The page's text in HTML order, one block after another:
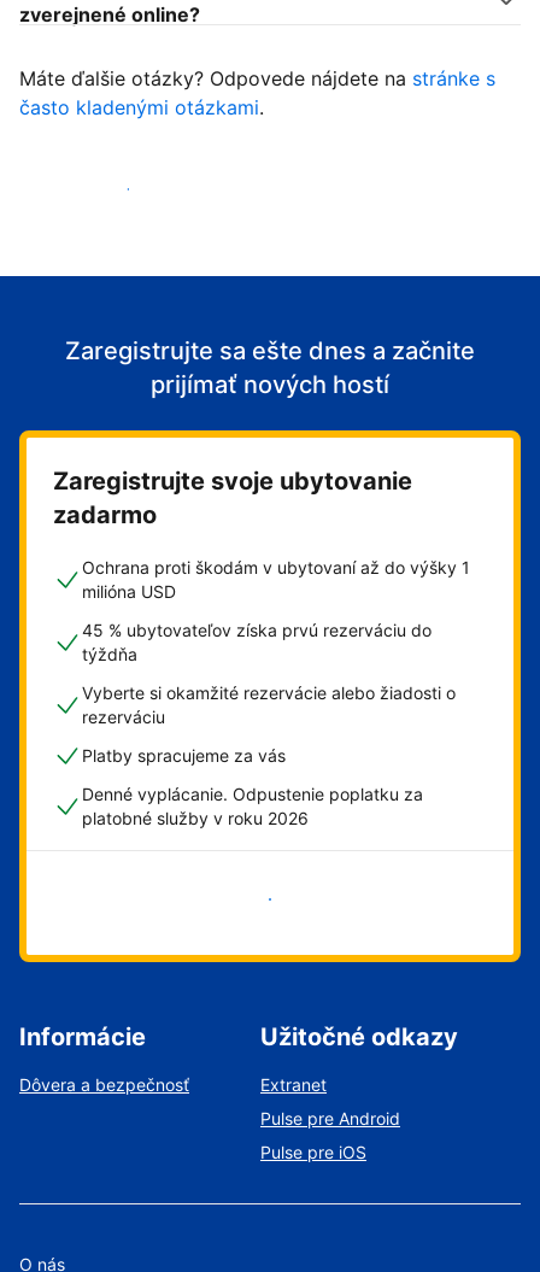
zverejnené online?
Máte ďalšie otázky? Odpovede nájdete na stránke s
často kladenými otázkami.
Začať prijímať hostí
Zaregistrujte sa ešte dnes a začnite
prijímať nových hostí
Zaregistrujte svoje ubytovanie
zadarmo
Ochrana proti škodám v ubytovaní až do výšky 1
milióna USD
45 % ubytovateľov získa prvú rezerváciu do
týždňa
Vyberte si okamžité rezervácie alebo žiadosti o
rezerváciu
Platby spracujeme za vás
Denné vyplácanie. Odpustenie poplatku za
platobné služby v roku 2026
Informácie
Dôvera a bezpečnosť
Užitočné odkazy
Extranet
Pulse pre Android
Pulse pre iOS
O nás